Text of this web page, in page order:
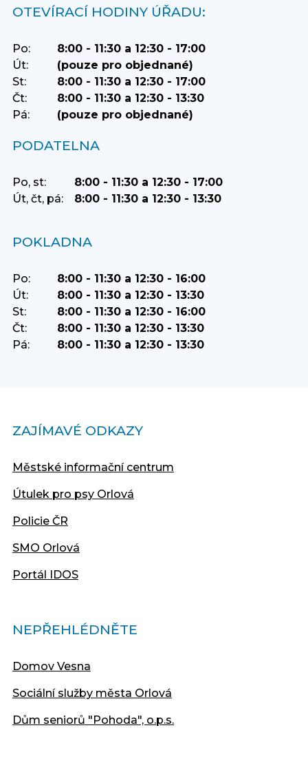
OTEVÍRACÍ HODINY ÚŘADU:
Po:
8:00 - 11:30 a 12:30 - 17:00
Út:
(pouze pro objednané)
St:
8:00 - 11:30 a 12:30 - 17:00
Čt:
8:00 - 11:30 a 12:30 - 13:30
Pá:
(pouze pro objednané)
PODATELNA
Po, st:
8:00 - 11:30 a 12:30 - 17:00
Út, čt, pá:
8:00 - 11:30 a 12:30 - 13:30
POKLADNA
Po:
8:00 - 11:30 a 12:30 - 16:00
Út:
8:00 - 11:30 a 12:30 - 13:30
St:
8:00 - 11:30 a 12:30 - 16:00
Čt:
8:00 - 11:30 a 12:30 - 13:30
Pá:
8:00 - 11:30 a 12:30 - 13:30
ZAJÍMAVÉ ODKAZY
Městské informační centrum
Útulek pro psy Orlová
Policie ČR
SMO Orlová
Portál IDOS
NEPŘEHLÉDNĚTE
Domov Vesna
Sociální služby města Orlová
Dům seniorů "Pohoda", o.p.s.